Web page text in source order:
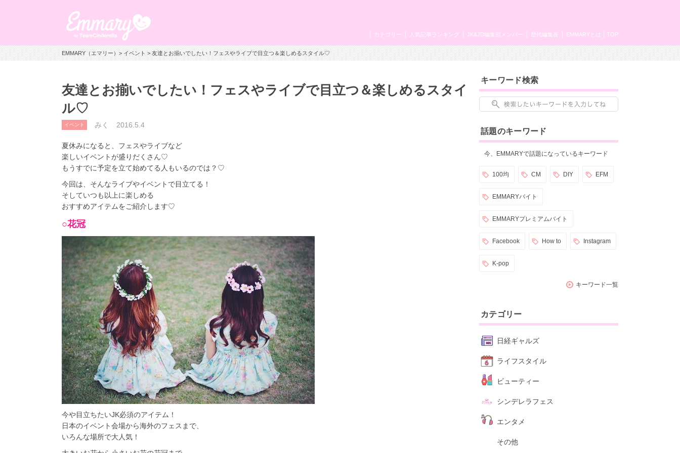
TOP
EMMARYとは
歴代編集長
JK&JD編集部メンバー
人気記事ランキング
カテゴリー
EMMARY（エマリー）>イベント> 友達とお揃いでしたい！フェスやライブで目立つ＆楽しめるスタイル♡
友達とお揃いでしたい！フェスやライブで目立つ＆楽しめるスタイ
ル♡
イベント みく 2016.5.4
夏休みになると、フェスやライブなど
楽しいイベントが盛りだくさん♡
もうすでに予定を立て始めてる人もいるのでは？♡
今回は、そんなライブやイベントで目立てる！
そしていつも以上に楽しめる
おすすめアイテムをご紹介します♡
○花冠
今や目立ちたいJK必須のアイテム！
日本のイベント会場から海外のフェスまで、
いろんな場所で大人気！
キーワード検索
話題のキーワード
今、EMMARYで話題になっているキーワード
100均 CM DIY EFM
EMMARYバイト
EMMARYプレミアムバイト
Facebook How to Instagram
K-pop
キーワード一覧
カテゴリー
日経ギャルズ
ライフスタイル
ビューティー
シンデレラフェス
エンタメ
その他